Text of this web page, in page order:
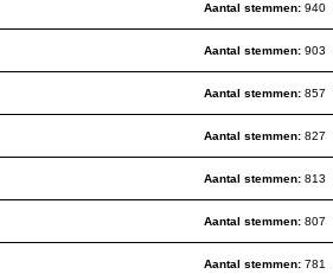
Aantal stemmen: 940
Aantal stemmen: 903
Aantal stemmen: 857
Aantal stemmen: 827
Aantal stemmen: 813
Aantal stemmen: 807
Aantal stemmen: 781